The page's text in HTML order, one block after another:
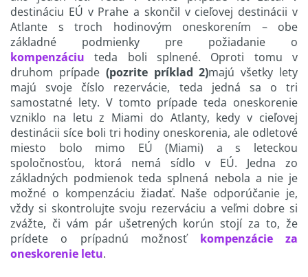
destináciu EÚ v Prahe a skončil v cieľovej destinácii v
Atlante s troch hodinovým oneskorením – obe
základné podmienky pre požiadanie o
kompenzáciu teda boli splnené. Oproti tomu v
druhom prípade (pozrite príklad 2)majú všetky lety
majú svoje číslo rezervácie, teda jedná sa o tri
samostatné lety. V tomto prípade teda oneskorenie
vzniklo na letu z Miami do Atlanty, kedy v cieľovej
destinácii síce boli tri hodiny oneskorenia, ale odletové
miesto bolo mimo EÚ (Miami) a s leteckou
spoločnosťou, ktorá nemá sídlo v EÚ. Jedna zo
základných podmienok teda splnená nebola a nie je
možné o kompenzáciu žiadať. Naše odporúčanie je,
vždy si skontrolujte svoju rezerváciu a veľmi dobre si
zvážte, či vám pár ušetrených korún stojí za to, že
prídete o prípadnú možnosť kompenzácie za
oneskorenie letu.